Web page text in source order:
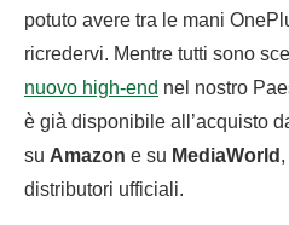
potuto avere tra le mani
ricredervi. Mentre tutti sono
nuovo high-end nel nostro
è già disponibile all’acquisto
su Amazon e su MediaWorld
distributori ufficiali.